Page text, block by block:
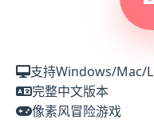
支持Windows/Mac/
完整中文版本
像素风冒险游戏